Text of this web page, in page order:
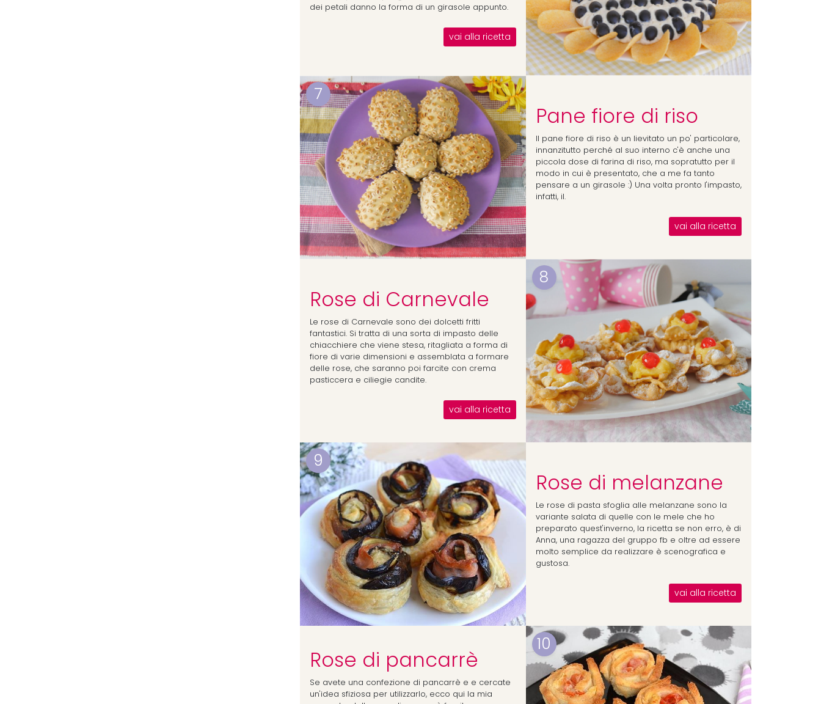
dei petali danno la forma di un girasole appunto.
vai alla ricetta
7
Pane fiore di riso
Il pane fiore di riso è un lievitato un po' particolare,
innanzitutto perché al suo interno c'è anche una
piccola dose di farina di riso, ma sopratutto per il
modo in cui è presentato, che a me fa tanto
pensare a un girasole :) Una volta pronto l'impasto,
infatti, il.
vai alla ricetta
8
Rose di Carnevale
Le rose di Carnevale sono dei dolcetti fritti
fantastici. Si tratta di una sorta di impasto delle
chiacchiere che viene stesa, ritagliata a forma di
fiore di varie dimensioni e assemblata a formare
delle rose, che saranno poi farcite con crema
pasticcera e ciliegie candite.
vai alla ricetta
9
Rose di melanzane
Le rose di pasta sfoglia alle melanzane sono la
variante salata di quelle con le mele che ho
preparato quest'inverno, la ricetta se non erro, è di
Anna, una ragazza del gruppo fb e oltre ad essere
molto semplice da realizzare è scenografica e
gustosa.
vai alla ricetta
10
Rose di pancarrè
Se avete una confezione di pancarrè e e cercate
un'idea sfiziosa per utilizzarlo, ecco qui la mia